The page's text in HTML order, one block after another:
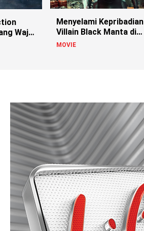
Wajib
Menyelami Kepribadian
Villain Black Manta di
Aquaman
MOVIE